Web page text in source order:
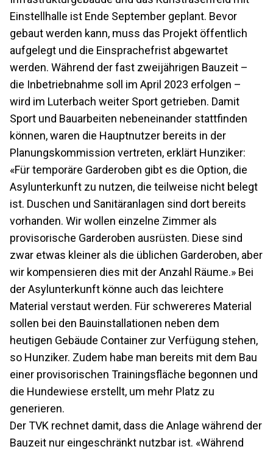
Einstellhalle ist Ende September geplant. Bevor
gebaut werden kann, muss das Projekt öffentlich
aufgelegt und die Einsprachefrist abgewartet
werden. Während der fast zweijährigen Bauzeit –
die Inbetriebnahme soll im April 2023 erfolgen –
wird im Luterbach weiter Sport getrieben. Damit
Sport und Bauarbeiten nebeneinander stattfinden
können, waren die Hauptnutzer bereits in der
Planungskommission vertreten, erklärt Hunziker:
«Für temporäre Garderoben gibt es die Option, die
Asylunterkunft zu nutzen, die teilweise nicht belegt
ist. Duschen und Sanitäranlagen sind dort bereits
vorhanden. Wir wollen einzelne Zimmer als
provisorische Garderoben ausrüsten. Diese sind
zwar etwas kleiner als die üblichen Garderoben, aber
wir kompensieren dies mit der Anzahl Räume.» Bei
der Asylunterkunft könne auch das leichtere
Material verstaut werden. Für schwereres Material
sollen bei den Bauinstallationen neben dem
heutigen Gebäude Container zur Verfügung stehen,
so Hunziker. Zudem habe man bereits mit dem Bau
einer provisorischen Trainingsfläche begonnen und
die Hundewiese erstellt, um mehr Platz zu
generieren.
Der TVK rechnet damit, dass die Anlage während der
Bauzeit nur eingeschränkt nutzbar ist. «Während